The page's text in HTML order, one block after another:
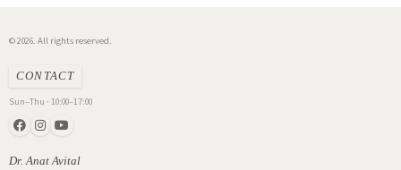
© 2026. All rights reserved.
CONTACT
Sun–Thu · 10:00–17:00
Dr. Anat Avital